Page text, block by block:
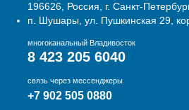
196626, Россия, г. Санкт-
п. Шушары, ул. Пушкинская 29,
многоканальный Владивосток
8 423 205 6040
связь через мессенджеры
+7 902 505 0880